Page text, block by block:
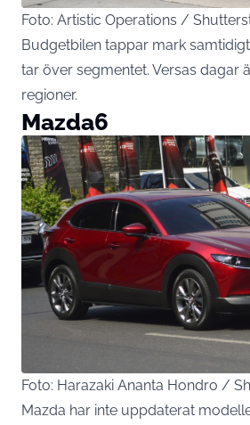
Foto: Artistic Operations /
Budgetbilen tappar mark
tar över segmentet. Versas dagar
regioner.
Mazda6
Foto: Harazaki Ananta Hondro /
Mazda har inte uppdaterat